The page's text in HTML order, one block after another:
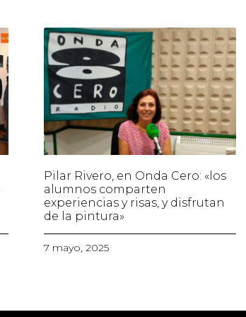
Pilar Rivero, en Onda Cero: «los
alumnos comparten
experiencias y risas, y disfrutan
de la pintura»
7 mayo, 2025